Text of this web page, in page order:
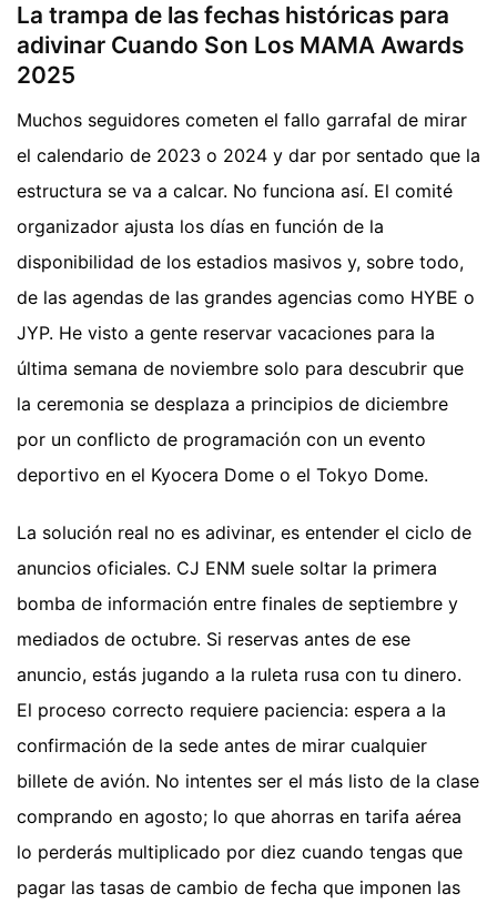
La trampa de las fechas históricas para
adivinar Cuando Son Los MAMA Awards
2025
Muchos seguidores cometen el fallo garrafal de mirar
el calendario de 2023 o 2024 y dar por sentado que la
estructura se va a calcar. No funciona así. El comité
organizador ajusta los días en función de la
disponibilidad de los estadios masivos y, sobre todo,
de las agendas de las grandes agencias como HYBE o
JYP. He visto a gente reservar vacaciones para la
última semana de noviembre solo para descubrir que
la ceremonia se desplaza a principios de diciembre
por un conflicto de programación con un evento
deportivo en el Kyocera Dome o el Tokyo Dome.
La solución real no es adivinar, es entender el ciclo de
anuncios oficiales. CJ ENM suele soltar la primera
bomba de información entre finales de septiembre y
mediados de octubre. Si reservas antes de ese
anuncio, estás jugando a la ruleta rusa con tu dinero.
El proceso correcto requiere paciencia: espera a la
confirmación de la sede antes de mirar cualquier
billete de avión. No intentes ser el más listo de la clase
comprando en agosto; lo que ahorras en tarifa aérea
lo perderás multiplicado por diez cuando tengas que
pagar las tasas de cambio de fecha que imponen las